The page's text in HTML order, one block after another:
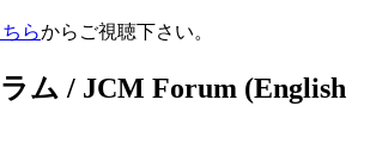
らからご視聴下さい。
ム / JCM Forum (English